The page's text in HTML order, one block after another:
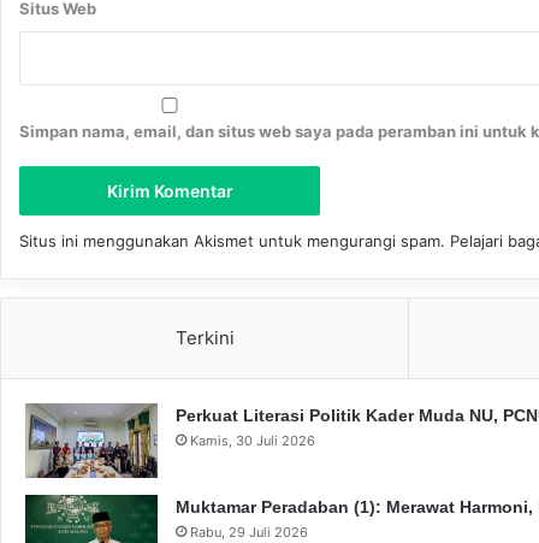
Situs Web
Simpan nama, email, dan situs web saya pada peramban ini untuk
Situs ini menggunakan Akismet untuk mengurangi spam. Pelajari
Terkini
Perkuat Literasi Politik Kader Muda NU,
Kamis, 30 Juli 2026
Muktamar Peradaban (1): Merawat
Rabu, 29 Juli 2026